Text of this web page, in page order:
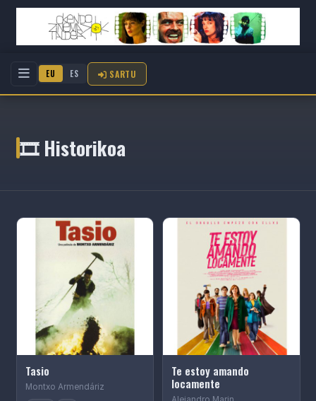
EU ES SARTU
🎞️ Historikoa
Tasio
Montxo Armendáriz
Te estoy amando
locamente